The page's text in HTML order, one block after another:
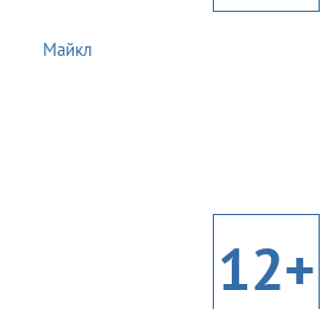
Майкл
12+